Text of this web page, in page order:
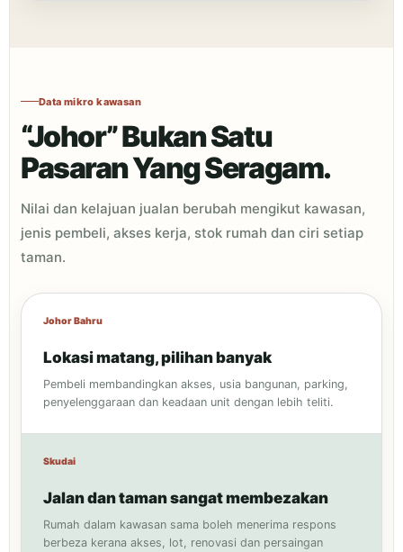
Data mikro kawasan
“Johor” Bukan Satu
Pasaran Yang Seragam.
Nilai dan kelajuan jualan berubah mengikut kawasan,
jenis pembeli, akses kerja, stok rumah dan ciri setiap
taman.
Johor Bahru
Lokasi matang, pilihan banyak
Pembeli membandingkan akses, usia bangunan, parking,
penyelenggaraan dan keadaan unit dengan lebih teliti.
Skudai
Jalan dan taman sangat membezakan
Rumah dalam kawasan sama boleh menerima respons
berbeza kerana akses, lot, renovasi dan persaingan